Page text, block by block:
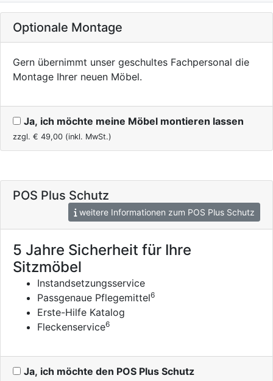
Optionale Montage
Gern übernimmt unser geschultes Fachpersonal die
Montage Ihrer neuen Möbel.
Ja, ich möchte meine Möbel montieren lassen
zzgl. € 49,00 (inkl. MwSt.)
POS Plus Schutz
weitere Informationen zum POS Plus Schutz
5 Jahre Sicherheit für Ihre
Sitzmöbel
Instandsetzungsservice
Passgenaue Pflegemittel6
Erste-Hilfe Katalog
Fleckenservice6
Ja, ich möchte den POS Plus Schutz